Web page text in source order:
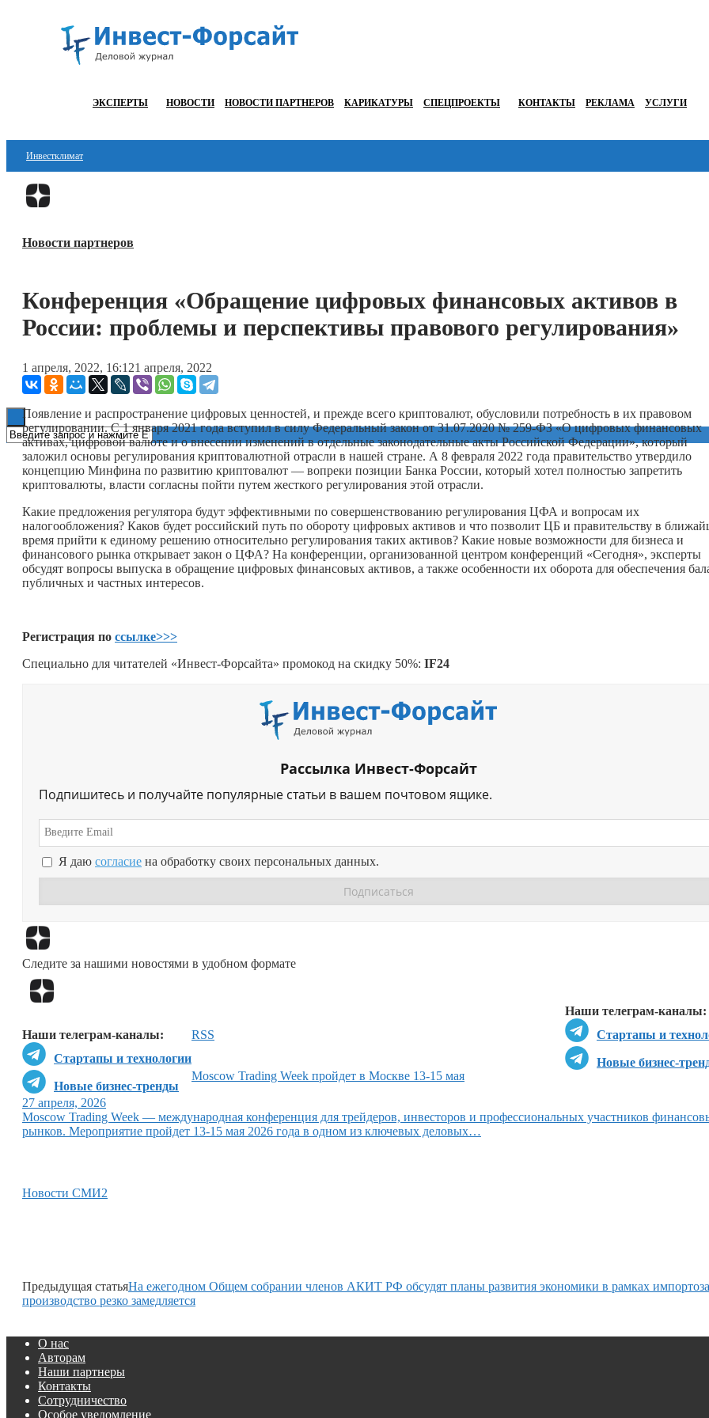
ЭКСПЕРТЫ НОВОСТИ НОВОСТИ ПАРТНЕРОВ КАРИКАТУРЫ СПЕЦПРОЕКТЫ КОНТАКТЫ РЕКЛАМА УСЛУГИ
Инвестклимат
Финансы
Блокчейн
Технологии
Книги
Новости партнеров
Конференция «Обращение цифровых финансовых активов в
России: проблемы и перспективы правового регулирования»
1 апреля, 2022, 16:121 апреля, 2022
Появление и распространение цифровых ценностей, и прежде всего криптовалют, обусловили потребность в их правовом
регулировании. С 1 января 2021 года вступил в силу Федеральный закон от 31.07.2020 № 259-ФЗ «О цифровых финансовых
активах, цифровой валюте и о внесении изменений в отдельные законодательные акты Российской Федерации», который
заложил основы регулирования криптовалютной отрасли в нашей стране. А 8 февраля 2022 года правительство утвердило
концепцию Минфина по развитию криптовалют — вопреки позиции Банка России, который хотел полностью запретить
криптовалюты, власти согласны пойти путем жесткого регулирования этой отрасли.
Какие предложения регулятора будут эффективными по совершенствованию регулирования ЦФА и вопросам их
налогообложения? Каков будет российский путь по обороту цифровых активов и что позволит ЦБ и правительству в
время прийти к единому решению относительно регулирования таких активов? Какие новые возможности для бизнеса и
финансового рынка открывает закон о ЦФА? На конференции, организованной центром конференций «Сегодня», эксперты
обсудят вопросы выпуска в обращение цифровых финансовых активов, а также особенности их оборота для обеспечения
публичных и частных интересов.
Регистрация по ссылке>>>
Специально для читателей «Инвест-Форсайта» промокод на скидку 50%: IF24
Рассылка Инвест-Форсайт
Подпишитесь и получайте популярные статьи в вашем почтовом ящике.
Я даю согласие на обработку своих персональных данных.
Следите за нашими новостями в удобном формате
Наши телеграм-каналы:
Стартапы и
Новые бизнес-
Наши телеграм-каналы:
Стартапы и технологии
Новые бизнес-тренды
RSS
Moscow Trading Week пройдет в Москве 13-15 мая
27 апреля, 2026
Moscow Trading Week — международная конференция для трейдеров, инвесторов и профессиональных участников
рынков. Мероприятие пройдет 13-15 мая 2026 года в одном из ключевых деловых…
Новости СМИ2
Предыдущая статьяНа ежегодном Общем собрании членов АКИТ РФ обсудят планы развития экономики в рамках
производство резко замедляется
О нас
Авторам
Наши партнеры
Контакты
Сотрудничество
Особое уведомление